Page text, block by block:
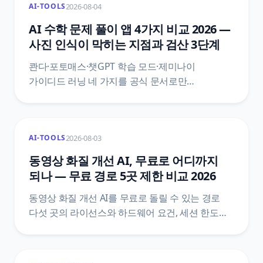
밝혀요. 무료 한도와 저작권 등록 범위까지 1차
출처로 정리했어요.
AI-TOOLS2026-08-04
AI 수학 문제 풀이 앱 4가지 비교 2026 —
사진 인식이 막히는 지점과 검산 3단계
콴다·포토매스·챗GPT 학습 모드·제미나이
가이디드 러닝 네 가지를 공식 문서로만
지목해요. 재촬영 4가지 조건과 검산 3단계까지
정리했어요.
AI-TOOLS2026-08-03
동영상 화질 개선 AI, 무료로 어디까지
되나 — 무료 경로 5곳 제한 비교 2026
동영상 화질 개선 AI를 무료로 돌릴 수 있는 경로
다섯 곳의 라이선스와 하드웨어 요건, 세션 한도를